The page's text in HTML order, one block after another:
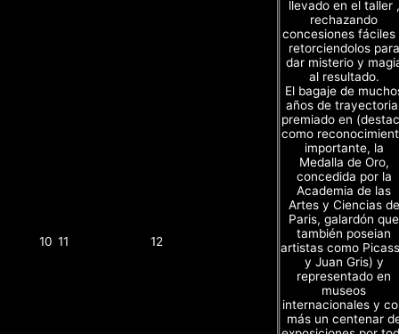
10 11 12
llevado en el taller ,
rechazando
concesiones fáciles
retorciendolos para
dar misterio y
al resultado.
El bagaje de
años de
premiado en
como
importante, la
Medalla de Oro,
concedida por la
Academia de las
Artes y Ciencias de
Paris, galardón que
también poseian
artistas como
y Juan Gris) y
representado en
museos
internacionales y
más un centenar